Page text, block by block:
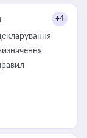
+4